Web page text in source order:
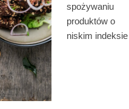
spożywaniu
produktów o
niskim indeksie